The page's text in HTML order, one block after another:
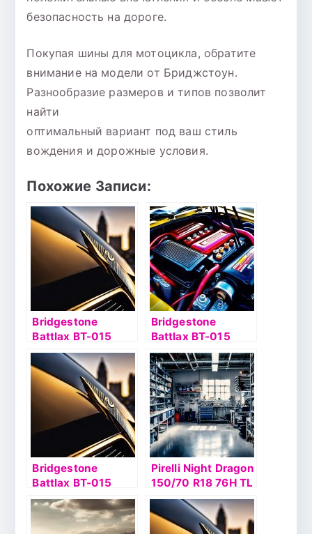
безопасность на дороге.
Покупая шины для мотоцикла, обратите
внимание на модели от Бриджстоун.
Разнообразие размеров и типов позволит
найти
оптимальный вариант под ваш стиль
вождения и дорожные условия.
Похожие Записи:
Bridgestone
Battlax BT-015
190/55 ZR17 75W
TL
Bridgestone
Battlax BT-015
120/70 ZR17 58W
TL
Bridgestone
Battlax BT-015
180/55 ZR17 73W
TL
Pirelli Night Dragon
150/70 R18 76H TL